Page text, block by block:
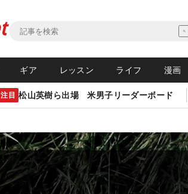
ギア レッスン ライフ 漫画
注目 松山英樹ら出場 米男子リーダーボード